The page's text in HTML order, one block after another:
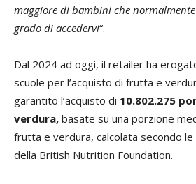
maggiore di bambini che
grado di accedervi“.
Dal 2024 ad oggi, il retailer ha
scuole per l’acquisto di frutta e
garantito l’acquisto di 10.802.275
verdura, basate su una porzione
frutta e verdura, calcolata secondo le
della British Nutrition Foundation.